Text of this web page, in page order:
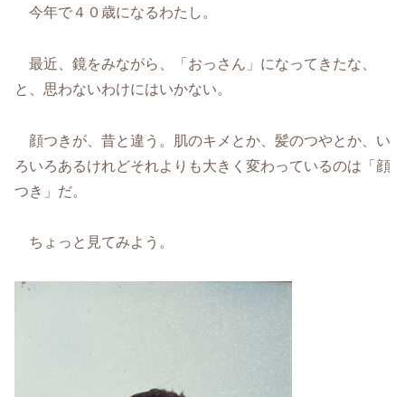
今年で４０歳になるわたし。
最近、鏡をみながら、「おっさん」になってきたな、
と、思わないわけにはいかない。
顔つきが、昔と違う。肌のキメとか、髪のつやとか、い
ろいろあるけれどそれよりも大きく変わっているのは「顔
つき」だ。
ちょっと見てみよう。